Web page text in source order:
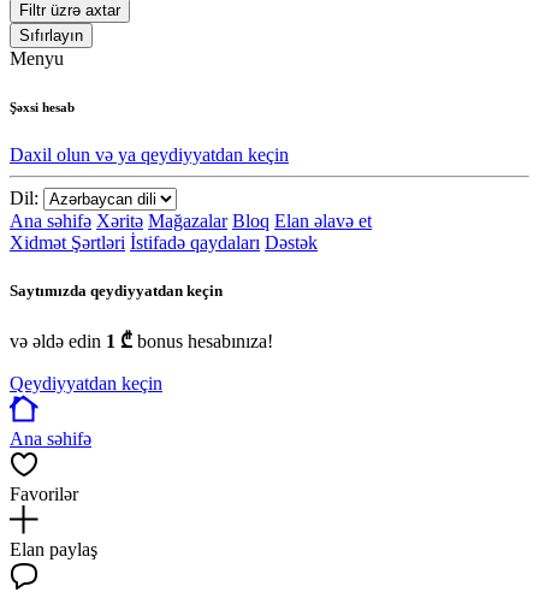
Filtr üzrə axtar
Sıfırlayın
Menyu
Şəxsi hesab
Daxil olun və ya qeydiyyatdan keçin
Dil:
Ana səhifə Xəritə Mağazalar Bloq Elan əlavə et
Xidmət Şərtləri İstifadə qaydaları Dəstək
Saytımızda qeydiyyatdan keçin
və əldə edin 1 ₾ bonus hesabınıza!
Qeydiyyatdan keçin
Ana səhifə
Favorilər
Elan paylaş